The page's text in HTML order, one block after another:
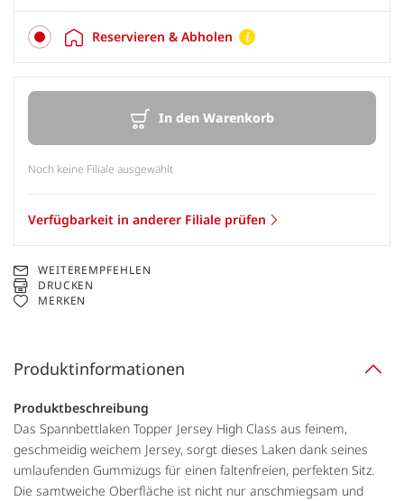
Reservieren & Abholen
In den Warenkorb
Noch keine Filiale ausgewählt
Verfügbarkeit in anderer Filiale prüfen
WEITEREMPFEHLEN
DRUCKEN
MERKEN
Produktinformationen
Produktbeschreibung
Das Spannbettlaken Topper Jersey High Class aus feinem,
geschmeidig weichem Jersey, sorgt dieses Laken dank seines
umlaufenden Gummizugs für einen faltenfreien, perfekten Sitz.
Die samtweiche Oberfläche ist nicht nur anschmiegsam und